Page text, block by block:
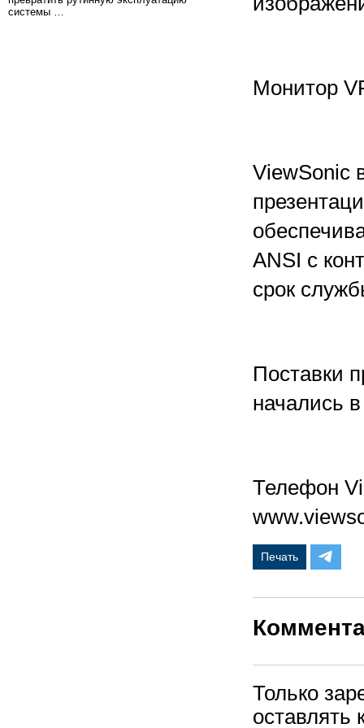
системы …
Монитор
ViewSonic
ANSI с
срок
Поставки
начались
Телефон
Печать
Только
оставлять